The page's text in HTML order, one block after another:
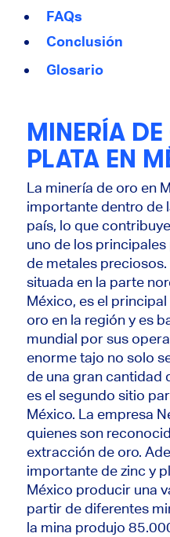
FAQs
Conclusión
Glosario
MINERÍA
PLATA EN
La minería de oro en
importante dentro de
país, lo que
uno de los
de metales
situada en la parte
México, es el
oro en la región y es
mundial por sus
enorme tajo no solo
de una gran cantidad
es el segundo sitio
México. La empresa
quienes son
extracción de oro.
importante de zinc y
México producir una
partir de diferentes
la mina produjo